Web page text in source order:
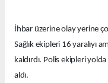
İhbar üzerine olay yerine
Sağlık ekipleri 16 yaralıyı
kaldırdı. Polis ekipleri
aldı.